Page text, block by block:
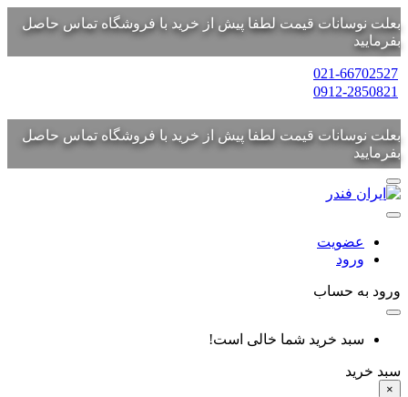
بعلت نوسانات قیمت لطفا پیش از خرید با فروشگاه تماس حاصل
بفرمایید
021-66702527
0912-2850821
بعلت نوسانات قیمت لطفا پیش از خرید با فروشگاه تماس حاصل
بفرمایید
عضویت
ورود
ورود به حساب
سبد خرید شما خالی است!
سبد خرید
×